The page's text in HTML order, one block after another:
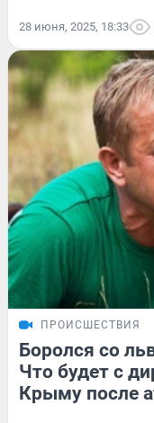
28 июня, 2025, 18:33
ПРОИСШЕСТВИЯ
Боролся со
Что будет с
Крыму после